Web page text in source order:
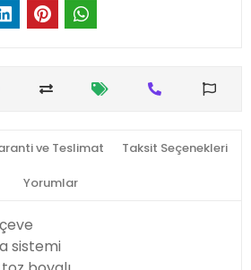
ve Teslimat Taksit Seçenekleri
Yorumlar
sistemi